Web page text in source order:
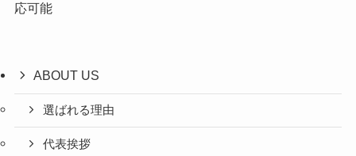
応可能
ABOUT US
選ばれる理由
代表挨拶